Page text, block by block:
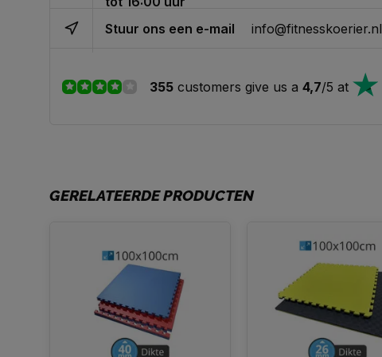
Stuur ons een e-mail info@fitnesskoerier.nl
355 customers give us a 4,7/5 at
GERELATEERDE PRODUCTEN